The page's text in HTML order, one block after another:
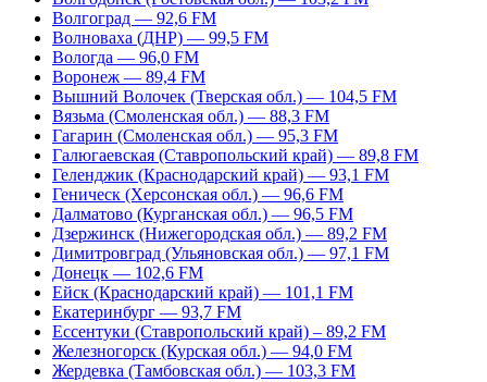
Волгоград — 92,6 FM
Волноваха (ДНР) — 99,5 FM
Вологда — 96,0 FM
Воронеж — 89,4 FM
Вышний Волочек (Тверская обл.) — 104,5 FM
Вязьма (Смоленская обл.) — 88,3 FM
Гагарин (Смоленская обл.) — 95,3 FM
Галюгаевская (Ставропольский край) — 89,8 FM
Геленджик (Краснодарский край) — 93,1 FM
Геническ (Херсонская обл.) — 96,6 FM
Далматово (Курганская обл.) — 96,5 FM
Дзержинск (Нижегородская обл.) — 89,2 FM
Димитровград (Ульяновская обл.) — 97,1 FM
Донецк — 102,6 FM
Ейск (Краснодарский край) — 101,1 FM
Екатеринбург — 93,7 FM
Ессентуки (Ставропольский край) – 89,2 FM
Железногорск (Курская обл.) — 94,0 FM
Жердевка (Тамбовская обл.) — 103,3 FM